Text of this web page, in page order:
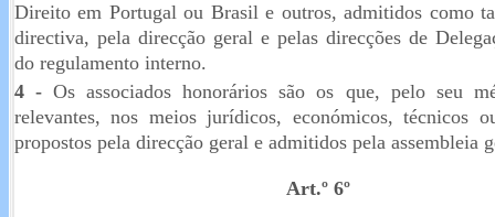
Direito em Portugal ou Brasil e outros, admitidos como
directiva, pela direcção geral e pelas direcções de
do regulamento interno.
4 - Os associados honorários são os que, pelo seu
relevantes, nos meios jurídicos, económicos, técnicos
propostos pela direcção geral e admitidos pela assembleia
Art.º 6º